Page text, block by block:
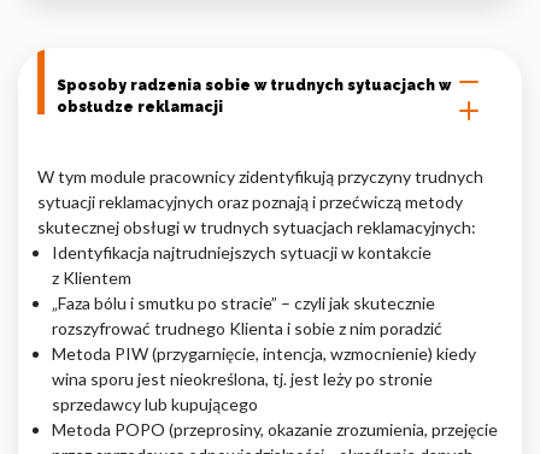
Sposoby radzenia sobie w trudnych sytuacjach w
obsłudze reklamacji
W tym module pracownicy zidentyfikują przyczyny trudnych
sytuacji reklamacyjnych oraz poznają i przećwiczą metody
skutecznej obsługi w trudnych sytuacjach reklamacyjnych:
Identyfikacja najtrudniejszych sytuacji w kontakcie
z Klientem
„Faza bólu i smutku po stracie” – czyli jak skutecznie
rozszyfrować trudnego Klienta i sobie z nim poradzić
Metoda PIW (przygarnięcie, intencja, wzmocnienie) kiedy
wina sporu jest nieokreślona, tj. jest leży po stronie
sprzedawcy lub kupującego
Metoda POPO (przeprosiny, okazanie zrozumienia, przejęcie